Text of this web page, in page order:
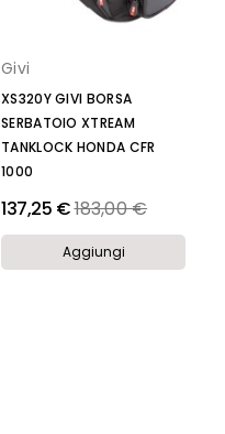
Givi
XS320Y GIVI BORSA
SERBATOIO XTREAM
TANKLOCK HONDA CFR
1000
137,25 €Prezzo
183,00 €
Aggiungi